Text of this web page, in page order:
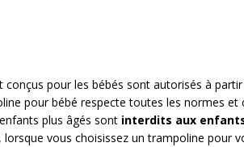
pour les bébés sont autorisés à
pour bébé respecte toutes les normes et
plus âgés sont interdits aux
vous choisissez un trampoline pour